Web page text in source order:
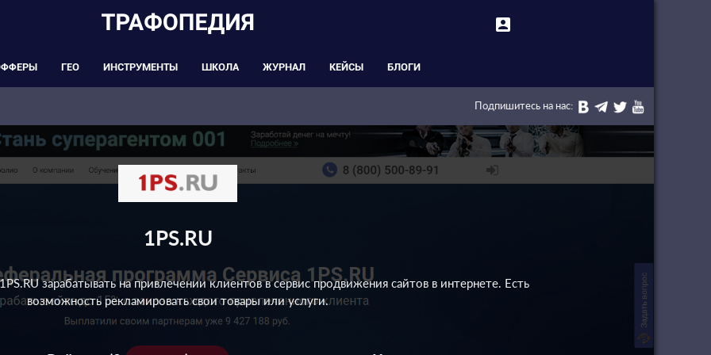
account_box
ГЕО ИНСТРУМЕНТЫ ШКОЛА ЖУРНАЛ КЕЙСЫ БЛОГИ
Подпишитесь на нас:
1PS.RU
зарабатывать на привлечении клиентов в сервис продвижения сайтов в интернете. Есть
возможность рекламировать свои товары или услуги.